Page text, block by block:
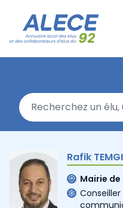
Rafik
Mairie